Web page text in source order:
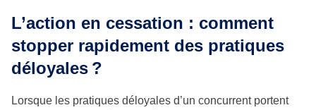
L’action en cessation : comment
stopper rapidement des pratiques
déloyales ?
Lorsque les pratiques déloyales d’un concurrent portent